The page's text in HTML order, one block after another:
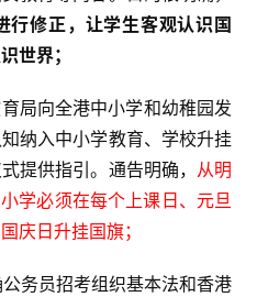
行修正，让学生客观认识国
世界；
局向全港中小学和幼稚园发
纳入中小学教育、学校升挂
提供指引。通告明确， 从明
学必须在每个上课日、元旦
庆日升挂国旗；
务员招考组织基本法和香港